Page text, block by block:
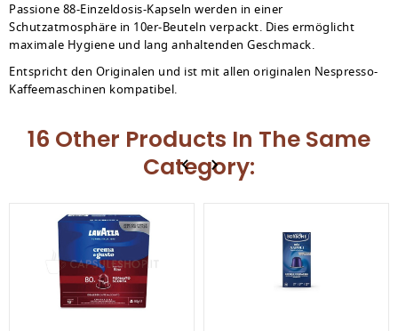
Passione 88-Einzeldosis-Kapseln werden in einer
Schutzatmosphäre in 10er-Beuteln verpackt. Dies ermöglicht
maximale Hygiene und lang anhaltenden Geschmack.
Entspricht den Originalen und ist mit allen originalen Nespresso-
Kaffeemaschinen kompatibel.
16 Other Products In The Same
Category: